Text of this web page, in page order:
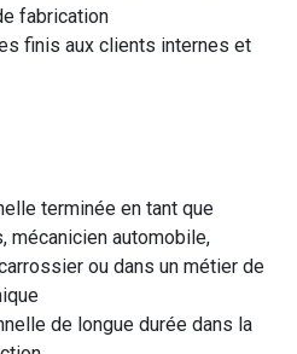
fabrication
finis aux clients internes et
terminée en tant que
mécanicien automobile,
ou dans un métier de
de longue durée dans la